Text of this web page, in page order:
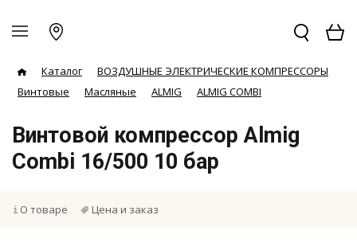
Каталог
ВОЗДУШНЫЕ ЭЛЕКТРИЧЕСКИЕ КОМПРЕССОРЫ
Винтовые
Масляные ALMIG ALMIG COMBI
Винтовой компрессор Almig
Сombi 16/500 10 бар
О товаре Цена и заказ